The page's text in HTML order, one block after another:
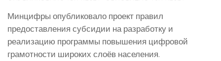
Минцифры опубликовало проект правил
предоставления субсидии на разработку и
реализацию программы повышения цифровой
грамотности широких слоёв населения.